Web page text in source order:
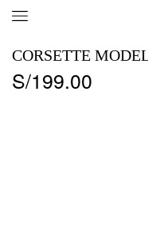
CORSETTE
S/199.00